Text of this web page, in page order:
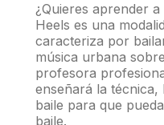
¿Quieres aprender
Heels es una
caracteriza por
música urbana
profesora
enseñará la
baile para que
baile.